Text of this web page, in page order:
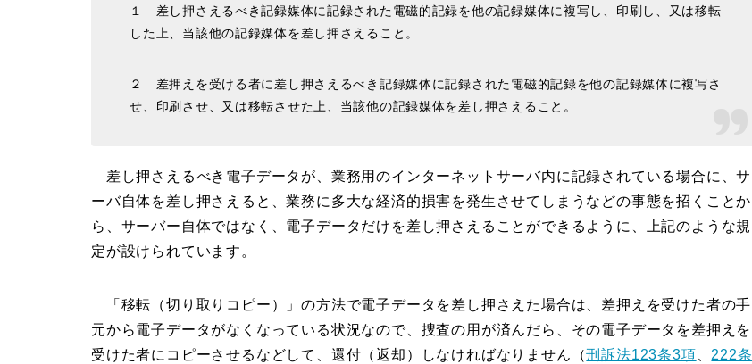
１ 差し押さえるべき記録媒体に記録された電磁的記録を他の記録媒体に複写し、印刷し、又は移転
した上、当該他の記録媒体を差し押さえること。
２ 差押えを受ける者に差し押さえるべき記録媒体に記録された電磁的記録を他の記録媒体に複写さ
せ、印刷させ、又は移転させた上、当該他の記録媒体を差し押さえること。
差し押さえるべき電子データが、業務用のインターネットサーバ内に記録されている場合に、サ
ーバ自体を差し押さえると、業務に多大な経済的損害を発生させてしまうなどの事態を招くことか
ら、サーバー自体ではなく、電子データだけを差し押さえることができるように、上記のような規
定が設けられています。
「移転（切り取りコピー）」の方法で電子データを差し押さえた場合は、差押えを受けた者の手
元から電子データがなくなっている状況なので、捜査の用が済んだら、その電子データを差押えを
受けた者にコピーさせるなどして、還付（返却）しなければなりません（刑訴法123条3項 、222条